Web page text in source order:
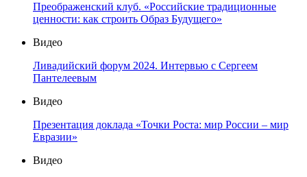
Преображенский клуб. «Российские традиционные
ценности: как строить Образ Будущего»
Видео
Ливадийский форум 2024. Интервью с Сергеем
Пантелеевым
Видео
Презентация доклада «Точки Роста: мир России – мир
Евразии»
Видео